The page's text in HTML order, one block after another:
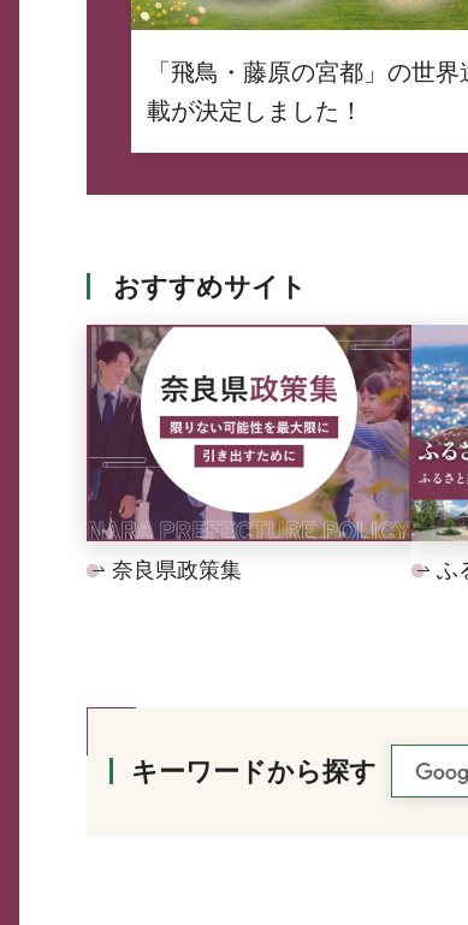
「飛鳥・藤原の宮都」の世
載が決定しました！
おすすめサイト
奈良県政策集 ふ
キーワードから探す